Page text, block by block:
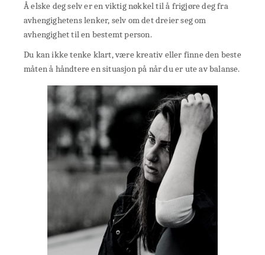
Å elske deg selv er en viktig nøkkel til å frigjøre deg fra
avhengighetens lenker, selv om det dreier seg om
avhengighet til en bestemt person.
Du kan ikke tenke klart, være kreativ eller finne den beste
måten å håndtere en situasjon på når du er ute av balanse.